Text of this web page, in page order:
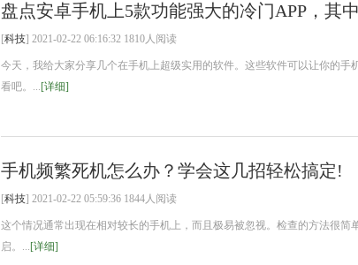
盘点安卓手机上5款功能强大的冷门APP，其
[科技] 2021-02-22 06:16:32 1810人阅读
今天，我给大家分享几个在手机上超级实用的软件。这些软件可以让你的
看吧。...[详细]
手机频繁死机怎么办？学会这几招轻松搞定!
[科技] 2021-02-22 05:59:36 1844人阅读
这个情况通常出现在相对较长的手机上，而且极易被忽视。检查的方法很
启。...[详细]